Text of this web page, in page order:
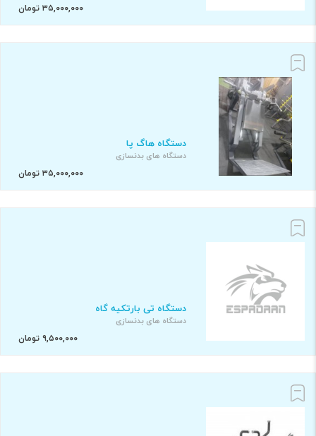
۳۵,۰۰۰,۰۰۰ تومان
دستگاه هاگ پا
دستگاه های بدنسازی
۳۵,۰۰۰,۰۰۰ تومان
دستگاه تی بارتکیه گاه
دستگاه های بدنسازی
۹,۵۰۰,۰۰۰ تومان